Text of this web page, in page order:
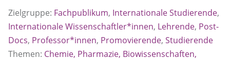
Zielgruppe: Fachpublikum, Internationale Studierende,
Internationale Wissenschaftler*innen, Lehrende, Post-
Docs, Professor*innen, Promovierende, Studierende
Themen: Chemie, Pharmazie, Biowissenschaften,